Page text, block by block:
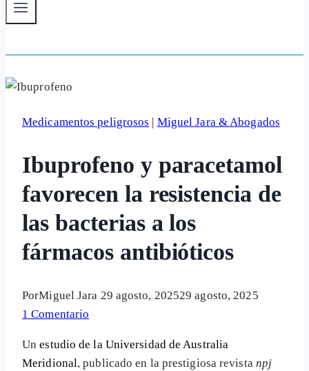
Medicamentos peligrosos | Miguel Jara & Abogados
Ibuprofeno y paracetamol
favorecen la resistencia de
las bacterias a los
fármacos antibióticos
PorMiguel Jara 29 agosto, 202529 agosto, 2025
1 Comentario
Unestudio de la Universidad de Australia
Meridional, publicado en la prestigiosa revista npj